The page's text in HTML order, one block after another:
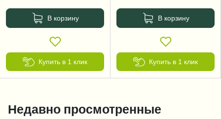
В корзину
Купить в 1 клик
В корзину
Купить в 1 клик
Недавно просмотренные